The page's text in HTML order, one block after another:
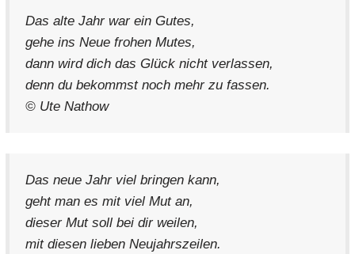
Das alte Jahr war ein Gutes,
gehe ins Neue frohen Mutes,
dann wird dich das Glück nicht verlassen,
denn du bekommst noch mehr zu fassen.
© Ute Nathow
Das neue Jahr viel bringen kann,
geht man es mit viel Mut an,
dieser Mut soll bei dir weilen,
mit diesen lieben Neujahrszeilen.